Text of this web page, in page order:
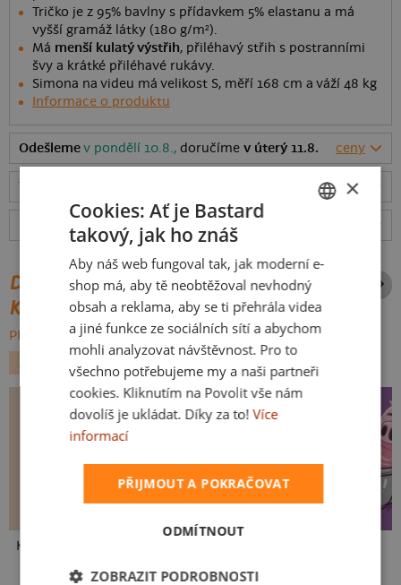
Tričko je z 95% bavlny s přídavkem 5% elastanu a má
vyšší gramáž látky (180 g/m²).
Má menší kulatý výstřih, přiléhavý střih s postranními
švy a krátké přiléhavé rukávy.
Simona na videu má velikost S, měří 168 cm a váží 48 kg
Informace o produktu
Odešlemev pondělí 10.8., doručímev úterý 11.8. ceny
rozměry
Hodnocení: recenzí)
DALŠÍ POTISKY ZE STEJNÉ
KATEGORIE
PROCHÁZET VŠE:
ZVÍŘÁTKA
KOČKY
Kakat-du
SLOVAK
×
Cookies: Ať je Bastard
takový, jak ho znáš
Aby náš web fungoval tak, jak moderní e-
shop má, aby tě neobtěžoval nevhodný
obsah a reklama, aby se ti přehrála videa
a jiné funkce ze sociálních sítí a abychom
mohli analyzovat návštěvnost. Pro to
všechno potřebujeme my a naši partneři
cookies. Kliknutím na Povolit vše nám
dovolíš je ukládat. Díky za to! Více
informací
PŘIJMOUT A POKRAČOVAT
ODMÍTNOUT
ZOBRAZIT PODROBNOSTI